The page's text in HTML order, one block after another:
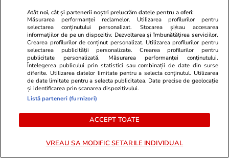
Știri România 07 aug.
Noi reguli la graniță pentru români. ANAF și
Autoritatea Vamală vor să impună o limită de
40 de pachete de țigări la fiecare 40 de zile
Atât noi, cât și partenerii noștri prelucrăm datele pentru a oferi:
Măsurarea performanței reclamelor. Utilizarea profilurilor pentru
selectarea conținutului personalizat. Stocarea și/sau accesarea
informațiilor de pe un dispozitiv. Dezvoltarea și îmbunătățirea serviciilor.
Crearea profilurilor de conținut personalizat. Utilizarea profilurilor pentru
selectarea publicității personalizate. Crearea profilurilor pentru
publicitate personalizată. Măsurarea performanței conținutului.
Înțelegerea publicului prin statistici sau combinații de date din surse
diferite. Utilizarea datelor limitate pentru a selecta conținutul. Utilizarea
de date limitate pentru a selecta publicitatea. Date precise de geolocație
și identificarea prin scanarea dispozitivului.
Listă parteneri (furnizori)
ACCEPT TOATE
VREAU SA MODIFIC SETARILE INDIVIDUAL